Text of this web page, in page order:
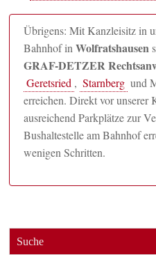
Übrigens: Mit Kanzleisitz in
Bahnhof inWolfratshausen
GRAF-DETZER
Geretsried , Starnberg und
erreichen. Direkt vor unserer
ausreichend Parkplätze zur
Bushaltestelle am Bahnhof
wenigen Schritten.
Suche